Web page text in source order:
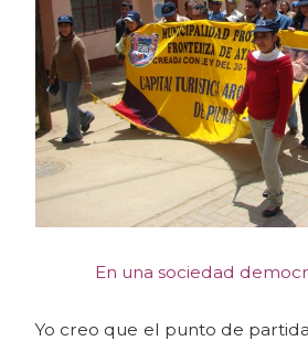
En una sociedad
Yo creo que el punto de